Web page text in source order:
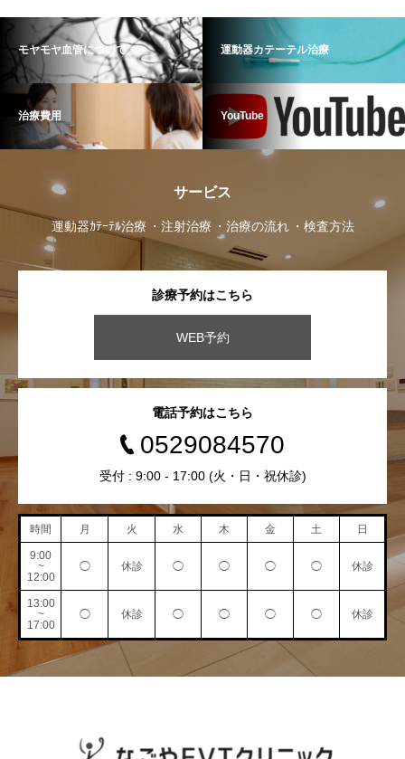
モヤモヤ血管について 運動器カテーテル治療
治療費用 YouTube
サービス
運動器ｶﾃｰﾃﾙ治療 注射治療 治療の流れ 検査方法
診療予約はこちら
WEB予約
電話予約はこちら
0529084570
受付 : 9:00 - 17:00 (火・日・祝休診)
時間 月 火 水 木 金 土 日
9:00
~
12:00
◯ 休診 ◯ ◯ ◯ ◯ 休診
13:00
~
17:00
◯ 休診 ◯ ◯ ◯ ◯ 休診